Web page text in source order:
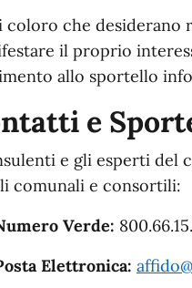
coloro che desiderano
il proprio
allo sportello
e
e gli esperti del
comunali e consortili:
Verde:
Elettronica: